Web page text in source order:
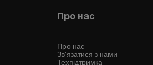
Про нас
Про нас
Зв'язатися з нами
Техпідтримка